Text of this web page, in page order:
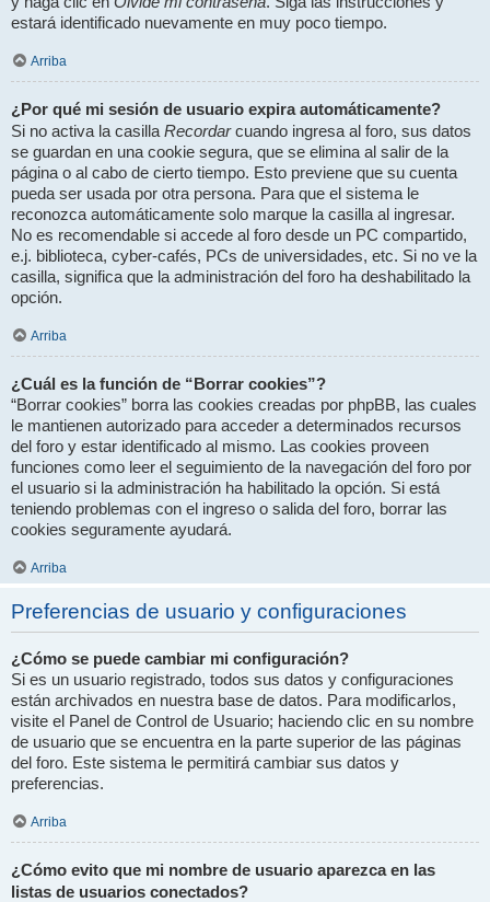
estará identificado nuevamente en muy poco tiempo.
Arriba
¿Por qué mi sesión de usuario expira automáticamente?
Si no activa la casilla Recordarcuando ingresa al foro, sus datos
se guardan en una cookie segura, que se elimina al salir de la
página o al cabo de cierto tiempo. Esto previene que su cuenta
pueda ser usada por otra persona. Para que el sistema le
reconozca automáticamente solo marque la casilla al ingresar.
No es recomendable si accede al foro desde un PC compartido,
e.j. biblioteca, cyber-cafés, PCs de universidades, etc. Si no ve la
casilla, significa que la administración del foro ha deshabilitado la
opción.
Arriba
¿Cuál es la función de “Borrar cookies”?
“Borrar cookies” borra las cookies creadas por phpBB, las cuales
le mantienen autorizado para acceder a determinados recursos
del foro y estar identificado al mismo. Las cookies proveen
funciones como leer el seguimiento de la navegación del foro por
el usuario si la administración ha habilitado la opción. Si está
teniendo problemas con el ingreso o salida del foro, borrar las
cookies seguramente ayudará.
Arriba
Preferencias de usuario y configuraciones
¿Cómo se puede cambiar mi configuración?
Si es un usuario registrado, todos sus datos y configuraciones
están archivados en nuestra base de datos. Para modificarlos,
visite el Panel de Control de Usuario; haciendo clic en su nombre
de usuario que se encuentra en la parte superior de las páginas
del foro. Este sistema le permitirá cambiar sus datos y
preferencias.
Arriba
¿Cómo evito que mi nombre de usuario aparezca en las
listas de usuarios conectados?